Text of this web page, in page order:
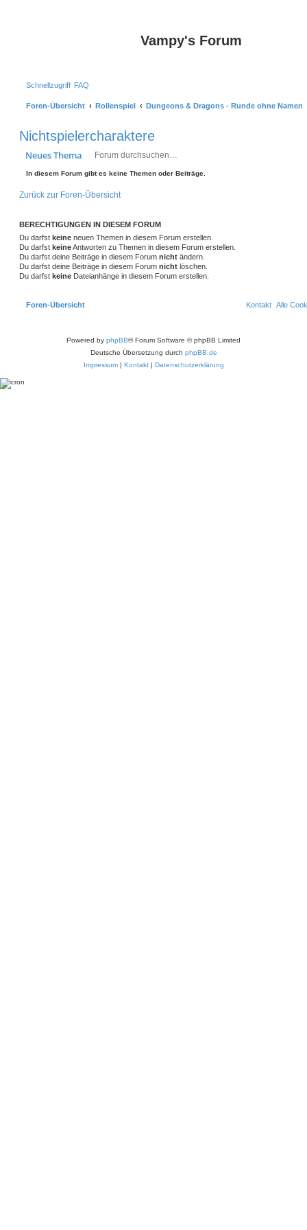
Vampy's Forum
Schnellzugriff FAQ
Foren-Übersicht Rollenspiel Dungeons & Dragons - Runde ohne Namen
Nichtspielercharaktere
Neues Thema
In diesem Forum gibt es keine Themen oder Beiträge.
Zurück zur Foren-Übersicht
BERECHTIGUNGEN IN DIESEM FORUM
Du darfst keine neuen Themen in diesem Forum erstellen.
Du darfst keineAntworten zu Themen in diesem Forum erstellen.
Du darfst deine Beiträge in diesem Forum nicht ändern.
Du darfst deine Beiträge in diesem Forum nicht löschen.
Du darfst keine Dateianhänge in diesem Forum erstellen.
Foren-Übersicht Alle
Kontakt
Powered by phpBB® Forum Software © phpBB Limited
Deutsche Übersetzung durch phpBB.de
Impressum| Kontakt| Datenschutzerklärung